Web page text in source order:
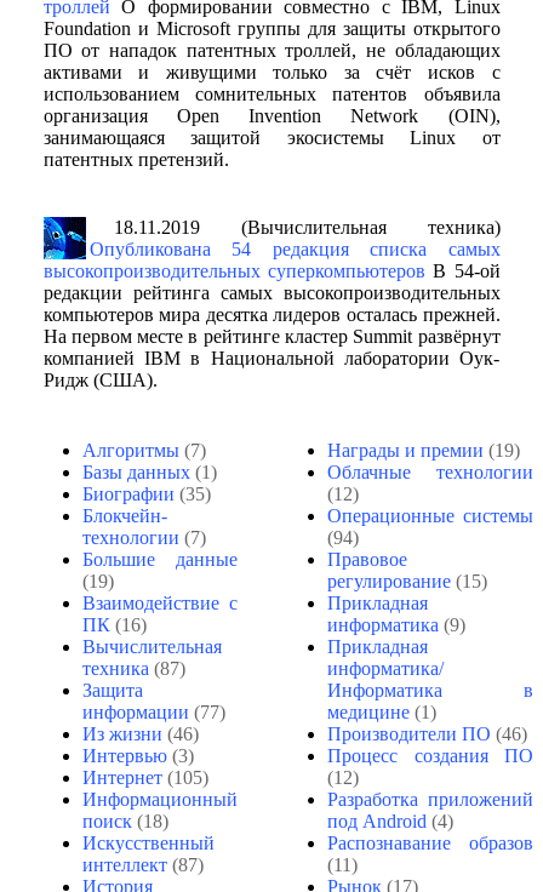
троллей О формировании совместно с IBM, Linux
Foundation и Microsoft группы для защиты открытого
ПО от нападок патентных троллей, не обладающих
активами и живущими только за счёт исков с
использованием сомнительных патентов объявила
организация Open Invention Network (OIN),
занимающаяся защитой экосистемы Linux от
патентных претензий.
18.11.2019 (Вычислительная техника)
Опубликована 54 редакция списка самых
высокопроизводительных суперкомпьютеров В 54-ой
редакции рейтинга самых высокопроизводительных
компьютеров мира десятка лидеров осталась прежней.
На первом месте в рейтинге кластер Summit развёрнут
компанией IBM в Национальной лаборатории Оук-
Ридж (США).
Алгоритмы (7)
Базы данных (1)
Биографии (35)
Блокчейн-
технологии (7)
Большие данные
(19)
Взаимодействие с
ПК (16)
Вычислительная
техника (87)
Защита
информации (77)
Из жизни (46)
Интервью (3)
Интернет (105)
Информационный
поиск (18)
Искусственный
интеллект (87)
История
Награды и премии (19)
Облачные технологии
(12)
Операционные системы
(94)
Правовое
регулирование (15)
Прикладная
информатика (9)
Прикладная
информатика/
Информатика в
медицине (1)
Производители ПО (46)
Процесс создания ПО
(12)
Разработка приложений
под Android (4)
Распознавание образов
(11)
Рынок (17)